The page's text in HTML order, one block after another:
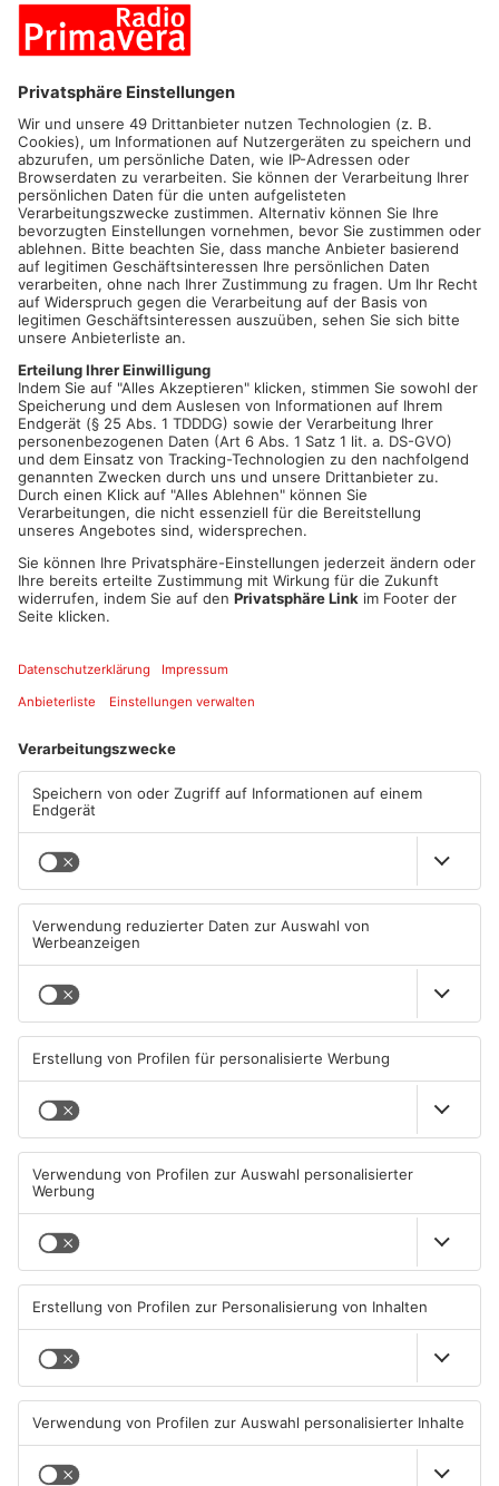
im Blick behalten werden.
Unter anderem kommen jetzt Videokameras zum Einsatz, mit
entsprechend reagieren kann. Außerdem bestätigte
Polizeidirektor Frank Eckhardt zukünftig einen weiteren
Überwachungspunkt am Regionalen Omnibusbahnhof.
Erst vor wenigen Monaten randalierte am Hauptbahnhof ein
betrunkener Mann. Der 33-Jährige soll während des Einsatzes
außerdem die Beamten beleidigt haben. Er wurde in eine
Fachklinik eingewiesen. Und nur einige Tage zuvor griff ein
Somalier mehrere Menschen an – einen attackierte er sogar
mit einer Glasscherbe. Die Polizei selbst bezeichnet den
Aschaffenburger Hauptbahnhof deshalb als
„Einsatzschwerpunkt“. Mithilfe der neuen Videoüberwachung
sollen Straftaten jetzt besser aufgeklärt
Mehr zum Thema
PLAY
00:15
Polizeidirektor Frank Eckhardt
Was sagen die Aschaffenburger?
ANZEIGE
Mehr aus
Aschaffenburg
Straßensperrung in
Aschaffenburg wegen
Gasnetz-Reparatur
08.08.2026, 13:53 UHR IN
ASCHAFFENBURG
Mercedes erfasst
07.08.2026, 07:52 UHR IN
ASCHAFFENBURG